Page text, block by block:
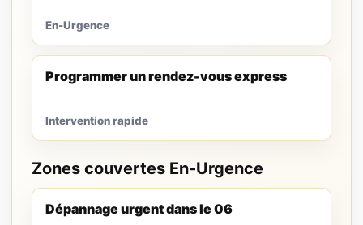
En-Urgence
Programmer un rendez-vous express
Intervention rapide
Zones couvertes En-Urgence
Dépannage urgent dans le 06